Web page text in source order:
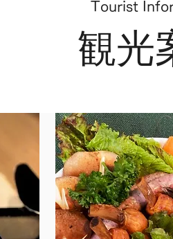
Tourist
観光